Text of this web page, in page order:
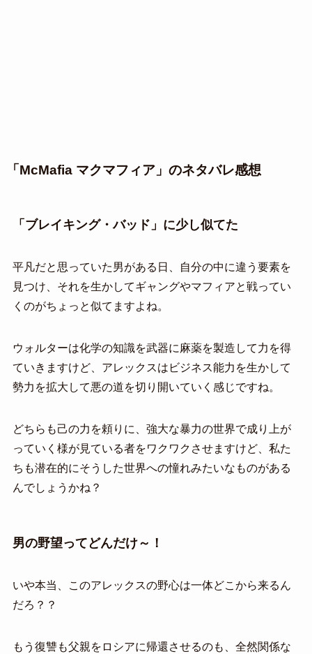
「McMafia マクマフィア」のネタバレ感想
「ブレイキング・バッド」に少し似てた
平凡だと思っていた男がある日、自分の中に違う要素を
見つけ、それを生かしてギャングやマフィアと戦ってい
くのがちょっと似てますよね。
ウォルターは化学の知識を武器に麻薬を製造して力を得
ていきますけど、アレックスはビジネス能力を生かして
勢力を拡大して悪の道を切り開いていく感じですね。
どちらも己の力を頼りに、強大な暴力の世界で成り上が
っていく様が見ている者をワクワクさせますけど、私た
ちも潜在的にそうした世界への憧れみたいなものがある
んでしょうかね？
男の野望ってどんだけ～！
いや本当、このアレックスの野心は一体どこから来るん
だろ？？
もう復讐も父親をロシアに帰還させるのも、全然関係な